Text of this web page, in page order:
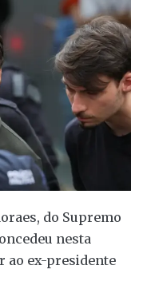
do Supremo
nesta
ao ex-presidente